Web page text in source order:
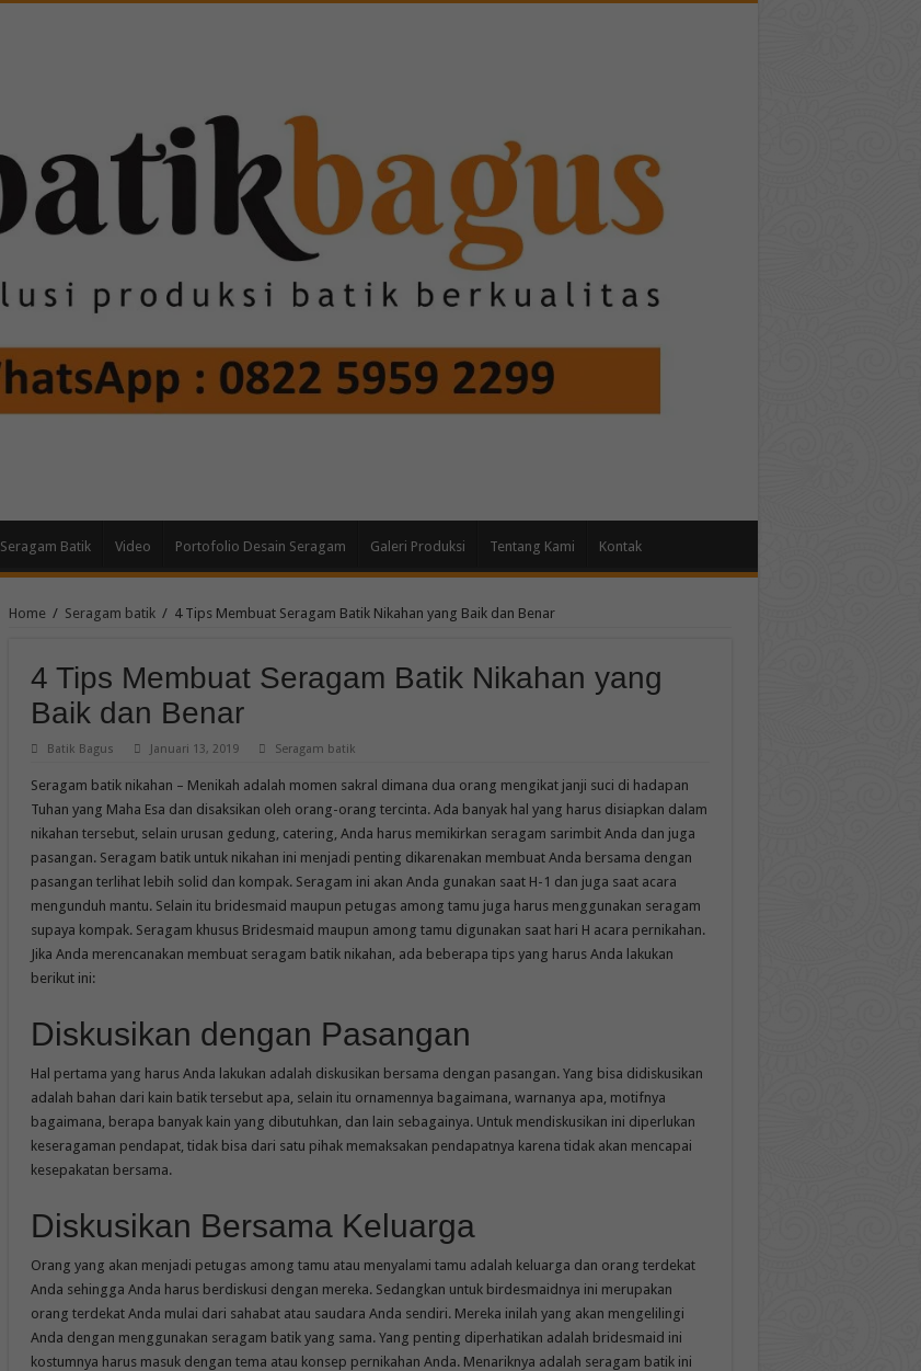
Seragam Batik Video Portofolio Desain Seragam Galeri Produksi Tentang Kami Kontak
Home / Seragam batik / 4 Tips Membuat Seragam Batik Nikahan yang Baik dan Benar
4 Tips Membuat Seragam Batik Nikahan yang
Baik dan Benar
Batik Bagus Januari 13, 2019 Seragam batik
Seragam batik nikahan – Menikah adalah momen sakral dimana dua orang mengikat janji suci di hadapan
Tuhan yang Maha Esa dan disaksikan oleh orang-orang tercinta. Ada banyak hal yang harus disiapkan dalam
nikahan tersebut, selain urusan gedung, catering, Anda harus memikirkan seragam sarimbit Anda dan juga
pasangan. Seragam batik untuk nikahan ini menjadi penting dikarenakan membuat Anda bersama dengan
pasangan terlihat lebih solid dan kompak. Seragam ini akan Anda gunakan saat H-1 dan juga saat acara
mengunduh mantu. Selain itu bridesmaid maupun petugas among tamu juga harus menggunakan seragam
supaya kompak. Seragam khusus Bridesmaid maupun among tamu digunakan saat hari H acara pernikahan.
Jika Anda merencanakan membuat seragam batik nikahan, ada beberapa tips yang harus Anda lakukan
berikut ini:
Diskusikan dengan Pasangan
Hal pertama yang harus Anda lakukan adalah diskusikan bersama dengan pasangan. Yang bisa didiskusikan
adalah bahan dari kain batik tersebut apa, selain itu ornamennya bagaimana, warnanya apa, motifnya
bagaimana, berapa banyak kain yang dibutuhkan, dan lain sebagainya. Untuk mendiskusikan ini diperlukan
keseragaman pendapat, tidak bisa dari satu pihak memaksakan pendapatnya karena tidak akan mencapai
kesepakatan bersama.
Diskusikan Bersama Keluarga
Orang yang akan menjadi petugas among tamu atau menyalami tamu adalah keluarga dan orang terdekat
Anda sehingga Anda harus berdiskusi dengan mereka. Sedangkan untuk birdesmaidnya ini merupakan
orang terdekat Anda mulai dari sahabat atau saudara Anda sendiri. Mereka inilah yang akan mengelilingi
Anda dengan menggunakan seragam batik yang sama. Yang penting diperhatikan adalah bridesmaid ini
kostumnya harus masuk dengan tema atau konsep pernikahan Anda. Menariknya adalah seragam batik ini